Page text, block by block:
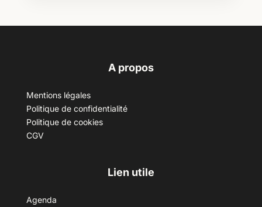
A propos
Mentions légales
Politique de confidentialité
Politique de cookies
CGV
Lien utile
Agenda